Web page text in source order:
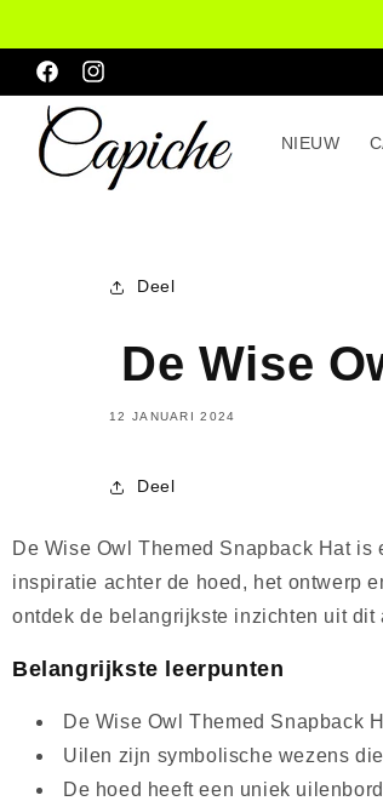
Meteen
naar de
content
FacebookInstagram
Wereldwijde verzending
NIEUW
Deel
De Wise
12 JANUARI 2024
Deel
De Wise Owl Themed Snapback Hat
inspiratie achter de hoed, het ontwerp
ontdek de belangrijkste inzichten uit dit
Belangrijkste leerpunten
De Wise Owl Themed Snapback
Uilen zijn symbolische wezens
De hoed heeft een uniek